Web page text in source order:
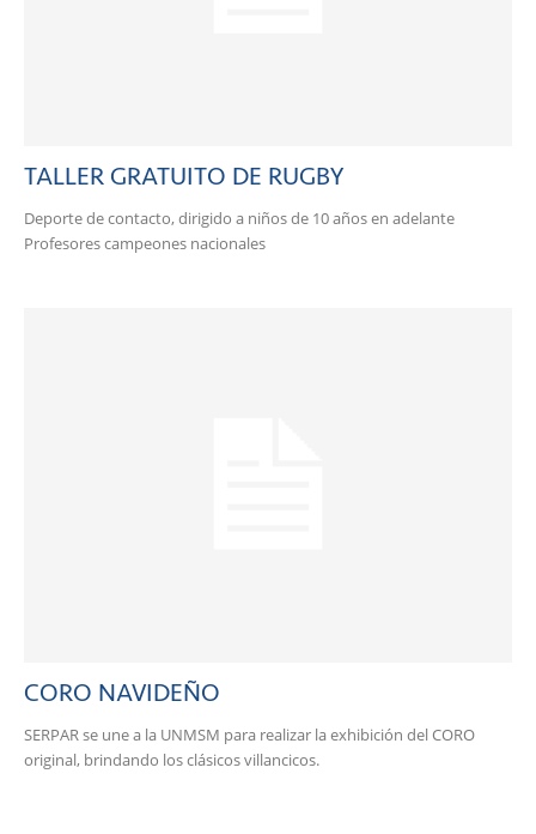
TALLER GRATUITO DE RUGBY
Deporte de contacto, dirigido a niños de 10 años en adelante
Profesores campeones nacionales
CORO NAVIDEÑO
SERPAR se une a la UNMSM para realizar la exhibición del CORO
original, brindando los clásicos villancicos.